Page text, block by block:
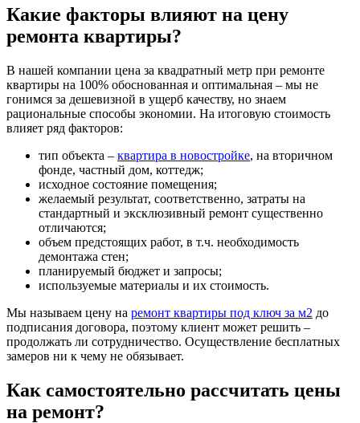
Какие факторы влияют на цену
ремонта квартиры?
В нашей компании цена за квадратный метр при ремонте
квартиры на 100% обоснованная и оптимальная – мы не
гонимся за дешевизной в ущерб качеству, но знаем
рациональные способы экономии. На итоговую стоимость
влияет ряд факторов:
тип объекта – квартира в новостройке, на вторичном
фонде, частный дом, коттедж;
исходное состояние помещения;
желаемый результат, соответственно, затраты на
стандартный и эксклюзивный ремонт существенно
отличаются;
объем предстоящих работ, в т.ч. необходимость
демонтажа стен;
планируемый бюджет и запросы;
используемые материалы и их стоимость.
Мы называем цену на ремонт квартиры под ключ за м2 до
подписания договора, поэтому клиент может решить –
продолжать ли сотрудничество. Осуществление бесплатных
замеров ни к чему не обязывает.
Как самостоятельно рассчитать цены
на ремонт?